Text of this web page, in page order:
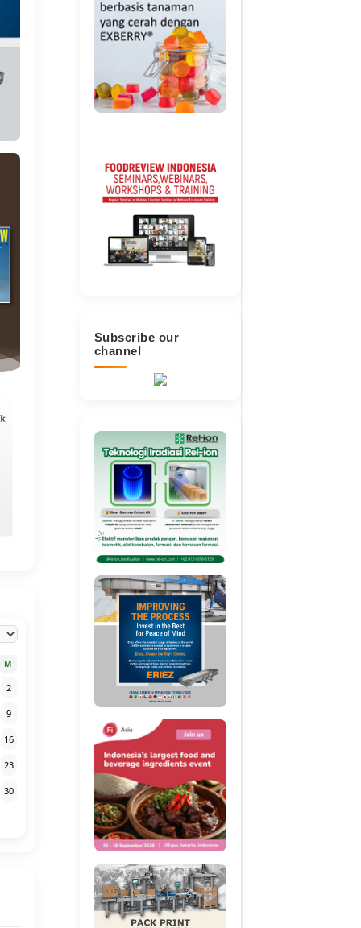
Secara Aklamasi
Oksidasi pada minyak
selama Penggorengan
dengan antioksidan
Subscribe our
channel
M
2
9
16
23
30